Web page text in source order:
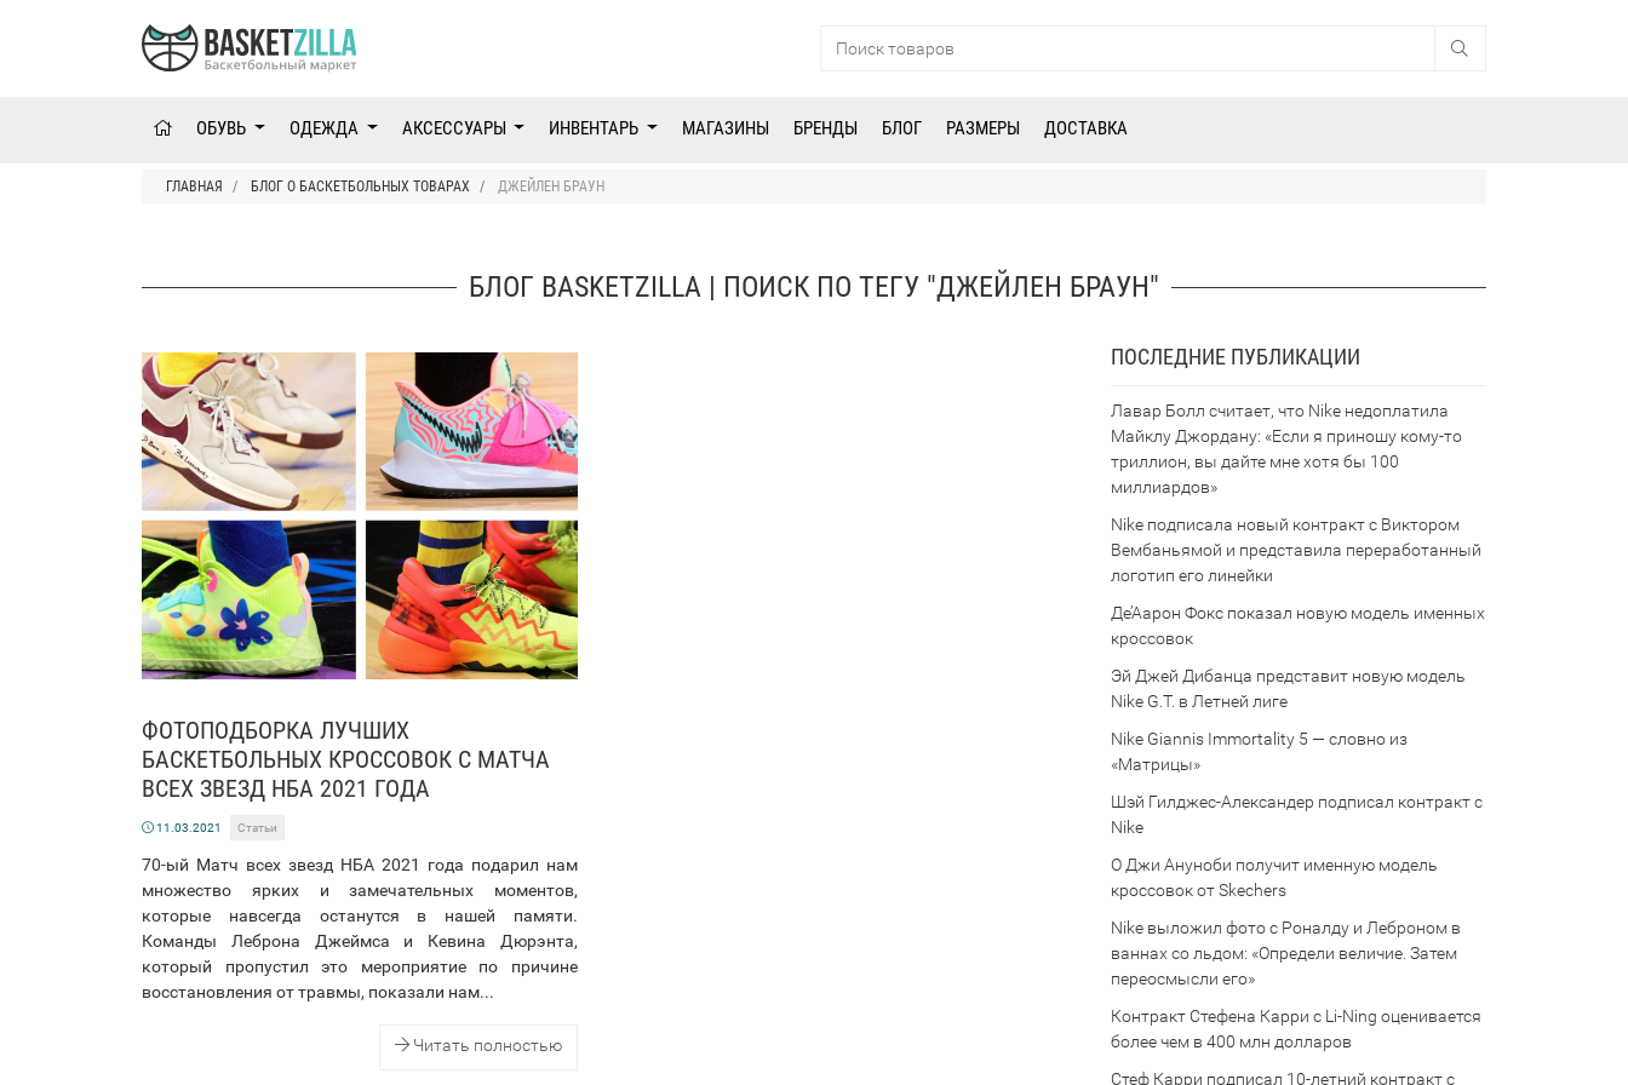
ОБУВЬ ОДЕЖДА АКСЕССУАРЫ ИНВЕНТАРЬ МАГАЗИНЫ БРЕНДЫ БЛОГ РАЗМЕРЫ ДОСТАВКА
ГЛАВНАЯ БЛОГ О БАСКЕТБОЛЬНЫХ ТОВАРАХ ДЖЕЙЛЕН БРАУН
БЛОГ BASKETZILLA | ПОИСК ПО ТЕГУ "ДЖЕЙЛЕН БРАУН"
ФОТОПОДБОРКА ЛУЧШИХ
БАСКЕТБОЛЬНЫХ КРОССОВОК С МАТЧА
ВСЕХ ЗВЕЗД НБА 2021 ГОДА
11.03.2021 Статьи
70-ый Матч всех звезд НБА 2021 года подарил нам
множество ярких и замечательных моментов,
которые навсегда останутся в нашей памяти.
Команды Леброна Джеймса и Кевина Дюрэнта,
который пропустил это мероприятие по причине
восстановления от травмы, показали нам...
Читать полностью
ПОСЛЕДНИЕ ПУБЛИКАЦИИ
Лавар Болл считает, что Nike недоплатила
Майклу Джордану: «Если я приношу кому-то
триллион, вы дайте мне хотя бы 100
миллиардов»
Nike подписала новый контракт с Виктором
Вембаньямой и представила переработанный
логотип его линейки
Де’Аарон Фокс показал новую модель именных
кроссовок
Эй Джей Дибанца представит новую модель
Nike G.T. в Летней лиге
Nike Giannis Immortality 5 — словно из
«Матрицы»
Шэй Гилджес-Александер подписал контракт с
Nike
О Джи Ануноби получит именную модель
кроссовок от Skechers
Nike выложил фото с Роналду и Леброном в
ваннах со льдом: «Определи величие. Затем
переосмысли его»
Контракт Стефена Карри с Li-Ning оценивается
более чем в 400 млн долларов
Стеф Карри подписал 10-летний контракт с